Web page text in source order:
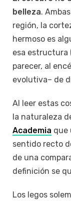
belleza.
región, la
hermoso es
esa estructura
parecer, al
evolutiva– de
Al leer estas
la naturaleza
Academia que
sentido recto
de una
definición se
Los legos